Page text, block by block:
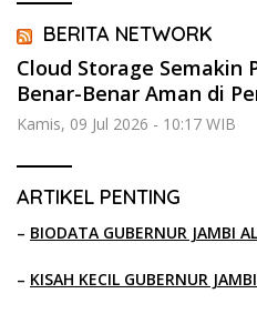
BERITA NETWORK
Cloud Storage Semakin
Benar-Benar Aman di
Kamis, 09 Jul 2026 - 10:17 WIB
ARTIKEL PENTING
– BIODATA GUBERNUR JAMBI
– KISAH KECIL GUBERNUR